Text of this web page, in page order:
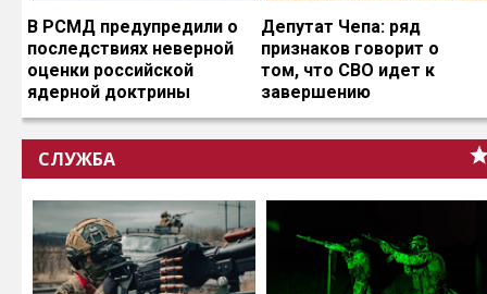
В РСМД предупредили о
последствиях неверной
оценки российской
ядерной доктрины
Депутат Чепа: ряд
признаков говорит о
том, что СВО идет к
завершению
СЛУЖБА